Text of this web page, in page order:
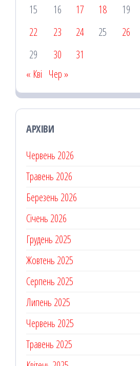
15
16 17 18 19
22
23 24 25 26
29
30
31
« Кві Чер »
АРХІВИ
Червень 2026
Травень 2026
Березень 2026
Січень 2026
Грудень 2025
Жовтень 2025
Серпень 2025
Липень 2025
Червень 2025
Травень 2025